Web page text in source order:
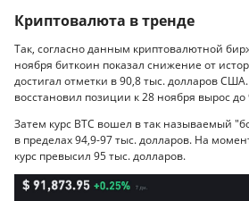
Криптовалюта в тренде
Так, согласно данным криптовалютной
ноября биткоин показал снижение от
достигал отметки в 90,8 тыс. долларов
восстановил позиции к 28 ноября вырос
Затем курс BTC вошел в так называемый
в пределах 94,9-97 тыс. долларов. На
курс превысил 95 тыс. долларов.